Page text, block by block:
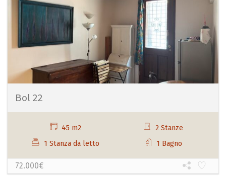
Bol 22
45 m2
2 Stanze
1 Stanza da letto
1 Bagno
72.000€